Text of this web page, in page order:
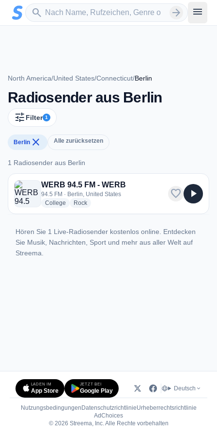
Zum Hauptinhalt springen
search
Sender suchen arrow_forward menu
North America/United States/Connecticut/Berlin
Radiosender aus Berlin
tune Filter 1
Berlin close Alle zurücksetzen
1 Radiosender aus Berlin
1 Radiosender aus Berlin
WERB 94.5 FM - WERB
94.5 FM · Berlin, United States
College radio stations
Rockradio stations
favorite play_arrow
Hören Sie 1 Live-Radiosender kostenlos online. Entdecken
Sie Musik, Nachrichten, Sport und mehr aus aller Welt auf
Streema.
LADEN IM
App Store
JETZT BEI
Google Play Deutsch
Nutzungsbedingungen DatenschutzrichtlinieUrheberrechtsrichtlinie
AdChoices(öffnet in neuem Tab)
© 2026 Streema, Inc. Alle Rechte vorbehalten